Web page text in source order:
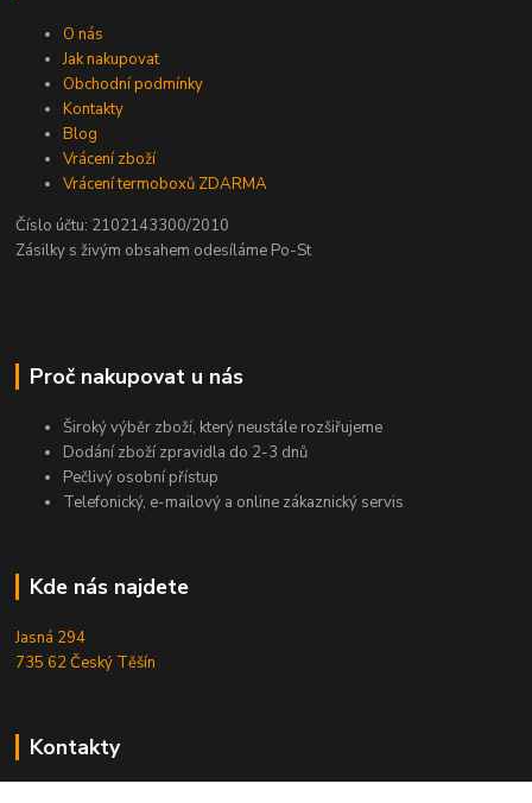
O nás
Jak nakupovat
Obchodní podmínky
Kontakty
Blog
Vrácení zboží
Vrácení termoboxů ZDARMA
Číslo účtu: 2102143300/2010
Zásilky s živým obsahem odesíláme Po-St
Proč nakupovat u nás
Široký výběr zboží, který neustále rozšiřujeme
Dodání zboží zpravidla do 2-3 dnů
Pečlivý osobní přístup
Telefonický, e-mailový a online zákaznický servis
Kde nás najdete
Jasná 294
735 62 Český Těšín
Kontakty